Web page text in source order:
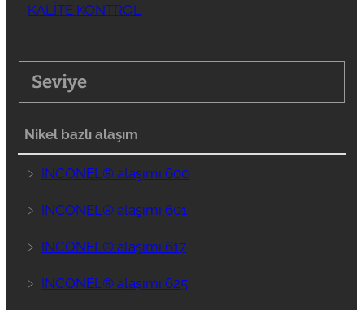
KALİTE KONTROL
Seviye
Nikel bazlı alaşım
﹥ INCONEL® alaşımı 600
﹥ INCONEL® alaşımı 601
﹥ INCONEL® alaşımı 617
﹥ INCONEL® alaşımı 625